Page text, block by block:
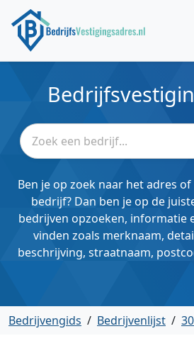
Ben je op zoek naar het adres
bedrijf? Dan ben je op de
bedrijven opzoeken, informatie
vinden zoals merknaam,
beschrijving, straatnaam,
Bedrijvengids / Bedrijvenlijst /